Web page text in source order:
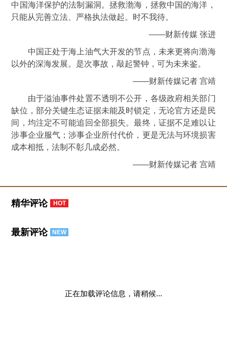
中国海洋保护的法制漏洞。拯救渤海，拯救中国的海洋，
只能从完善立法、严格执法做起。时不我待。
——财新传媒 张进
中国正处于海上油气大开发的节点，未来更将向渤海
以外的深海发展。是次事故，敲起警钟，可为未来鉴。
——财新传媒记者 宫靖
由于溢油事件处置不透明不公开，各级政府相关部门
缺位，部分关键生态证据未能及时锁定，无论官方还是民
间，均注定不可能追回全部损失。最终，证据不足难以让
涉事企业服气；涉事企业所付代价，更是无法与环境损害
成本相抵，法制不彰几成必然。
——财新传媒记者 宫靖
精华评论 HOT
最新评论 NEW
正在加载评论信息，请稍候...